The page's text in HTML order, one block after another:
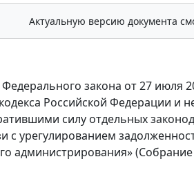
Актуальную версию документа
Федерального закона от 27
Российской Федерации и
силу отдельных
с урегулированием
администрирования»